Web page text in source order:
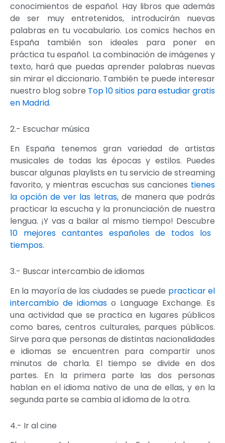
conocimientos de español. Hay libros que además
de ser muy entretenidos, introducirán nuevas
palabras en tu vocabulario. Los comics hechos en
España también son ideales para poner en
práctica tu español. La combinación de imágenes y
texto, hará que puedas aprender palabras nuevas
sin mirar el diccionario. También te puede interesar
nuestro blog sobre Top 10 sitios para estudiar gratis
en Madrid.
2.- Escuchar música
En España tenemos gran variedad de artistas
musicales de todas las épocas y estilos. Puedes
buscar algunas playlists en tu servicio de streaming
favorito, y mientras escuchas sus canciones tienes
la opción de ver las letras, de manera que podrás
practicar la escucha y la pronunciación de nuestra
lengua. ¡Y vas a bailar al mismo tiempo! Descubre
10 mejores cantantes españoles de todos los
tiempos.
3.- Buscar intercambio de idiomas
En la mayoría de las ciudades se puede practicar el
intercambio de idiomas o Language Exchange. Es
una actividad que se practica en lugares públicos
como bares, centros culturales, parques públicos.
Sirve para que personas de distintas nacionalidades
e idiomas se encuentren para compartir unos
minutos de charla. El tiempo se divide en dos
partes. En la primera parte las dos personas
hablan en el idioma nativo de una de ellas, y en la
segunda parte se cambia al idioma de la otra.
4.- Ir al cine